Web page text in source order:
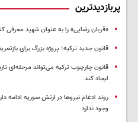
پربازدیدترین
«قربان رضایی» را به عنوان شهید معرفی
قانون جدید ترکیه؛ پروژه بزرگ‌ برای
قانون چارچوب ترکیه می‌تواند مرحله‌ای
ایجاد کند
روند ادغام نیروها در ارتش سوریه
وجود ندارد